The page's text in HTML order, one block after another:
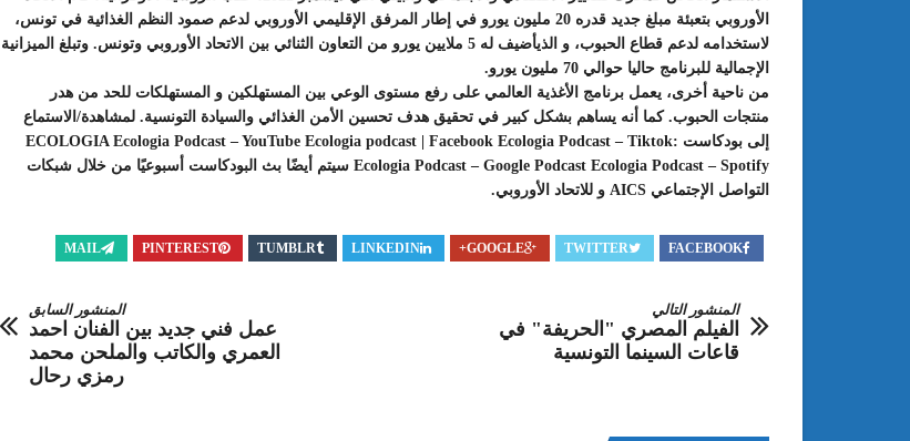
الأوروبي بتعبئة مبلغ جديد قدره 20 مليون يورو في إطار المرفق الإقليمي الأوروبي لدعم صمود النظم الغذائية في تونس،
لاستخدامه لدعم قطاع الحبوب، و الذيأضيف له 5 ملايين يورو من التعاون الثنائي بين الاتحاد الأوروبي وتونس. وتبلغ الميزانية
الإجمالية للبرنامج حاليا حوالي 70 مليون يورو.
من ناحية أخرى، يعمل برنامج الأغذية العالمي على رفع مستوى الوعي بين المستهلكين و المستهلكات للحد من هدر
منتجات الحبوب. كما أنه يساهم بشكل كبير في تحقيق هدف تحسين الأمن الغذائي والسيادة التونسية. لمشاهدة/الاستماع
إلى بودكاست :ECOLOGIA Ecologia Podcast – YouTube Ecologia podcast | Facebook Ecologia Podcast – Tiktok
Ecologia Podcast – Google Podcast Ecologia Podcast – Spotify سيتم أيضًا بث البودكاست أسبوعيًا من خلال شبكات
التواصل الإجتماعي AICS و للاتحاد الأوروبي.
FACEBOOK
TWITTER
GOOGLE+
LINKEDIN
TUMBLR
PINTEREST
MAIL
المنشور السابق
عمل فني جديد بين الفنان احمد
العمري والكاتب والملحن محمد
رمزي رحال
المنشور التالي
الفيلم المصري "الحريفة" في
قاعات السينما التونسية